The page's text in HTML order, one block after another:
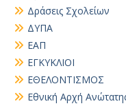
Δράσεις Σχολείων
ΔΥΠΑ
ΕΑΠ
ΕΓΚΥΚΛΙΟΙ
ΕΘΕΛΟΝΤΙΣΜΟΣ
Εθνική Αρχή